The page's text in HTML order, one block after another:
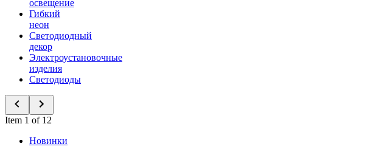
освещение
Гибкий
неон
Светодиодный
декор
Электроустановочные
изделия
Светодиоды
Item 1 of 12
Новинки